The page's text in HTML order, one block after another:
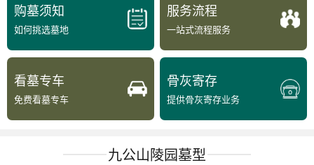
购墓须知
如何挑选墓地
服务流程
一站式流程服务
看墓专车
免费看墓专车
骨灰寄存
提供骨灰寄存业务
九公山陵园墓型